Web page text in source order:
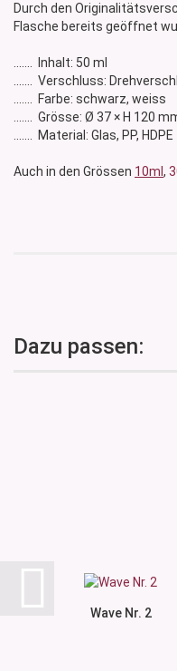
Durch den
Flasche bereits geöffnet
....... Inhalt: 50 ml
....... Verschluss:
....... Farbe: schwarz, weiss
....... Grösse: Ø 37 × H 120
....... Material: Glas, PP, HDPE
Auch in den Grössen 10ml ,
Dazu passen:
Wave Nr. 2